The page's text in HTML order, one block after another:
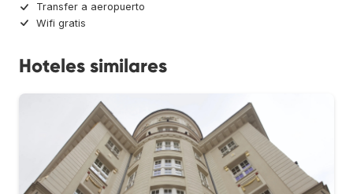
Transfer a aeropuerto
Wifi gratis
Hoteles similares